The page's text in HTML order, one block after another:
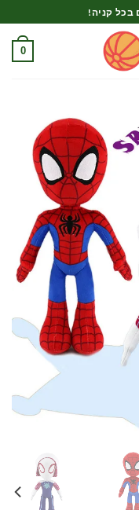
בכל קניה!
0